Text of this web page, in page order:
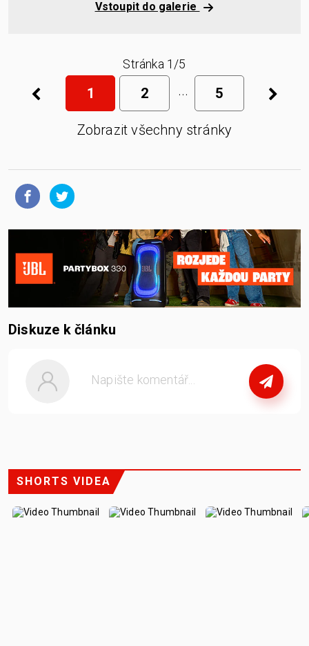
Vstoupit do galerie
1 2 5
Stránka 1/5
Zobrazit všechny stránky
Diskuze k článku
SHORTS VIDEA